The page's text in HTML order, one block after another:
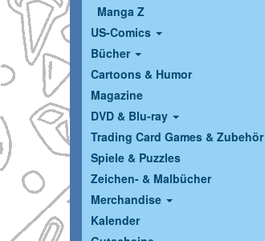
Manga Z
US-Comics
Bücher
Cartoons & Humor
Magazine
DVD & Blu-ray
Trading Card Games & Zubehör
Spiele & Puzzles
Zeichen- & Malbücher
Merchandise
Kalender